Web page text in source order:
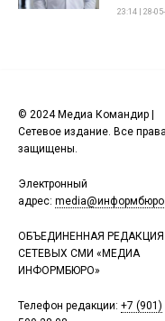
23:14 | 28-
© 2024 Медиа Командир |
Сетевое издание. Все права
защищены.
Электронный
адрес:
ОБЪЕДИНЕННАЯ РЕДАКЦИЯ
СЕТЕВЫХ СМИ «МЕДИА
ИНФОРМБЮРО»
Телефон редакции: +7 (901)